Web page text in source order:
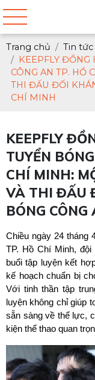
Trang chủ
Tin tức
KEEPFLY
CÔNG AN TP. HỒ
THI ĐẤU ĐỐI
CHÍ MINH
KEEPFLY
TUYỂN
CHÍ MINH:
VÀ THI ĐẤU
BÓNG
Chiều ngày 24 tháng
TP. Hồ Chí Minh,
buổi tập luyện kết
kế hoạch chuẩn bị
Với tinh thần tập
luyện không chỉ giúp
sẵn sàng về thể lực,
kiện thể thao quan